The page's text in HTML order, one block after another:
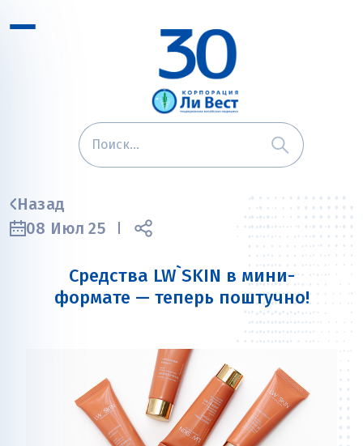
Назад
08 Июл 25
Средства LW`SKIN в мини-
формате — теперь поштучно!